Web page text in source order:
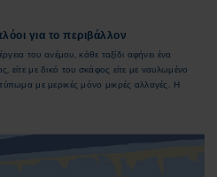
για το περιβάλλον
του ανέμου, κάθε ταξίδι αφήνει ένα
είτε με δικό του σκάφος είτε με ναυλωμένο
με μερικές μόνο μικρές αλλαγές. Η